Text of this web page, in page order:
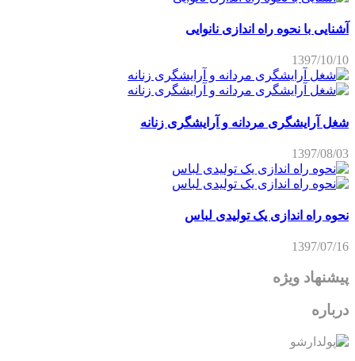
آشنایی با نحوه راه اندازی نانوایی
1397/10/10
شغل آرایشگری مردانه و آرایشگری زنانه
1397/08/03
نحوه راه اندازی یک تولیدی لباس
1397/07/16
پیشنهاد ویژه
درباره